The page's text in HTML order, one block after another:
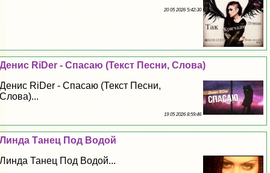
20 05 2026 5:42:30
Денис RiDer - Спасаю (Текст Песни, Слова)
Денис RiDer - Спасаю (Текст Песни,
Слова)...
19 05 2026 8:59:46
Линда Танец Под Водой
Линда Танец Под Водой...